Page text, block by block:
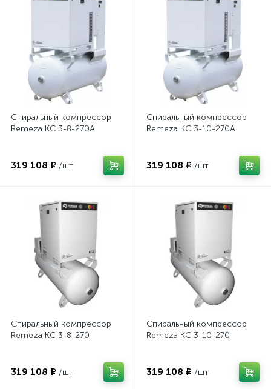
Спиральный компрессор
Remeza КС 3-8-270А
319 108 ₽ /шт
Спиральный компрессор
Remeza КС 3-10-270А
319 108 ₽ /шт
Спиральный компрессор
Remeza КС 3-8-270
319 108 ₽ /шт
Спиральный компрессор
Remeza КС 3-10-270
319 108 ₽ /шт